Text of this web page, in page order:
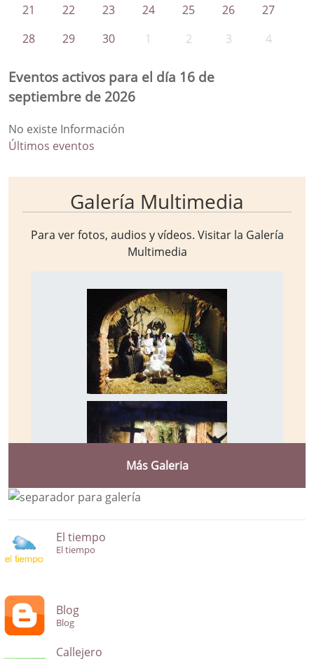
21 22 23 24 25 26
27
28
29 30 1 2 3 4
Eventos activos para el día 16 de
septiembre de 2026
No existe Información
Últimos eventos
Galería Multimedia
Para ver fotos, audios y vídeos. Visitar la Galería
Multimedia
Más Galeria
El tiempo
El tiempo
Blog
Blog
Callejero